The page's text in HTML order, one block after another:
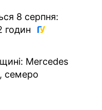
8 серпня:
годин
Mercedes
семеро